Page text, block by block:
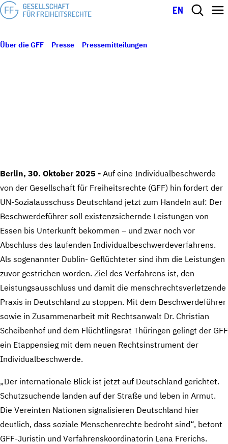
EN
Über die GFF Presse Pressemitteilungen
Berlin, 30. Oktober 2025 - Auf eine Individualbeschwerde
von der Gesellschaft für Freiheitsrechte (GFF) hin fordert der
UN-Sozialausschuss Deutschland jetzt zum Handeln auf: Der
Beschwerdeführer soll existenzsichernde Leistungen von
Essen bis Unterkunft bekommen – und zwar noch vor
Abschluss des laufenden Individualbeschwerdeverfahrens.
Als sogenannter Dublin- Geflüchteter sind ihm die Leistungen
zuvor gestrichen worden. Ziel des Verfahrens ist, den
Leistungsausschluss und damit die menschrechtsverletzende
Praxis in Deutschland zu stoppen. Mit dem Beschwerdeführer
sowie in Zusammenarbeit mit Rechtsanwalt Dr. Christian
Scheibenhof und dem Flüchtlingsrat Thüringen gelingt der GFF
ein Etappensieg mit dem neuen Rechtsinstrument der
Individualbeschwerde.
„Der internationale Blick ist jetzt auf Deutschland gerichtet.
Schutzsuchende landen auf der Straße und leben in Armut.
Die Vereinten Nationen signalisieren Deutschland hier
deutlich, dass soziale Menschenrechte bedroht sind“, betont
GFF-Juristin und Verfahrenskoordinatorin Lena Frerichs.